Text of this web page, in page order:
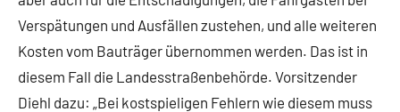
Verspätungen und Ausfällen zustehen, und alle weiteren
Kosten vom Bauträger übernommen werden. Das ist in
diesem Fall die Landesstraßenbehörde. Vorsitzender
Diehl dazu: „Bei kostspieligen Fehlern wie diesem muss